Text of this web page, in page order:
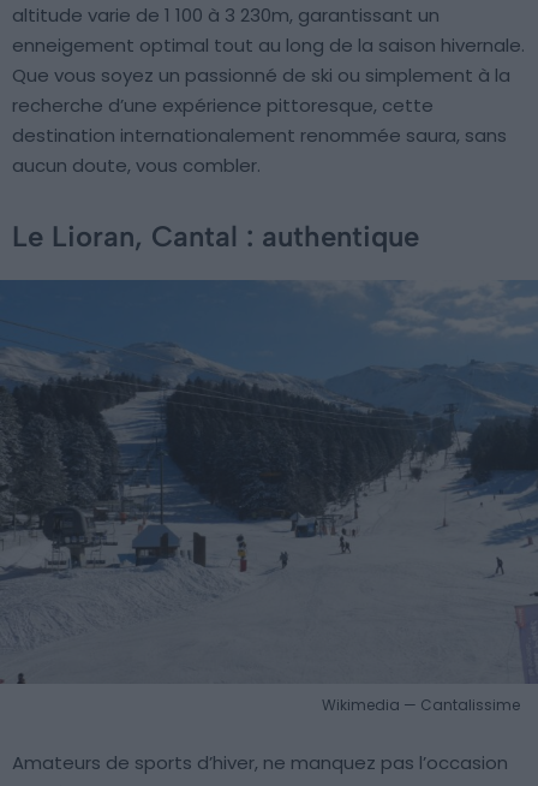
altitude varie de 1 100 à 3 230m, garantissant un
enneigement optimal tout au long de la saison hivernale.
Que vous soyez un passionné de ski ou simplement à la
recherche d’une expérience pittoresque, cette
destination internationalement renommée saura, sans
aucun doute, vous combler.
Le Lioran, Cantal : authentique
Wikimedia — Cantalissime
Amateurs de sports d’hiver, ne manquez pas l’occasion